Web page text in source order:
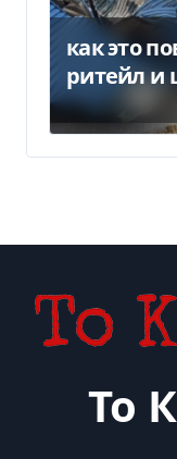
как это
ритейл и
То